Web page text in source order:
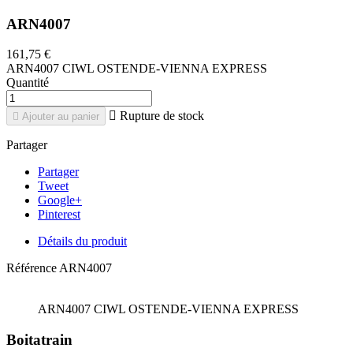
ARN4007
161,75 €
ARN4007 CIWL OSTENDE-VIENNA EXPRESS
Quantité
 Ajouter au panier  Rupture de stock
Partager
Partager
Tweet
Google+
Pinterest
Détails du produit
RéférenceARN4007
ARN4007 CIWL OSTENDE-VIENNA EXPRESS
Boitatrain